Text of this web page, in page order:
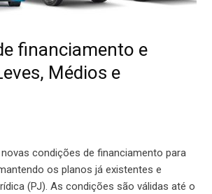
financiamento e
Médios e
condições de financiamento para
os planos já existentes e
(PJ). As condições são válidas até o